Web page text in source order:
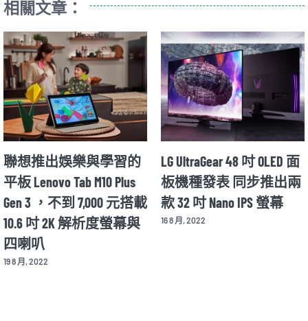
相關文章：
聯想推出娛樂與學習的
平板 Lenovo Tab M10 Plus
Gen 3 ，不到 7,000 元搭載
10.6 吋 2K 解析度螢幕與
四喇叭
19 8 月, 2022
LG UltraGear 48 吋 OLED 面
板機種發表 同步推出兩
款 32 吋 Nano IPS 螢幕
16 8 月, 2022